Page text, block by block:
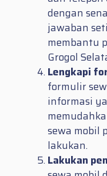
dengan
jawaban
membantu
Grogol
Lengkapi
formulir
informasi
sewa mobil
lakukan.
Lakukan